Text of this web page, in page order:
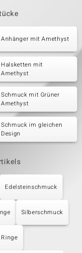
Anhänger mit Amethyst
Halsketten mit
Amethyst
Schmuck mit Grüner
Amethyst
Schmuck im gleichen
Design
Edelsteinschmuck
Silberschmuck